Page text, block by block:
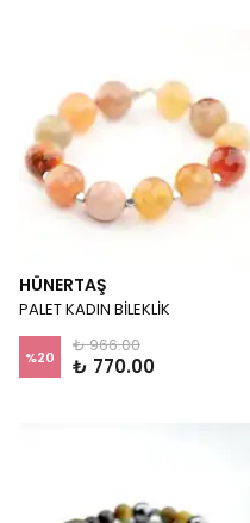
HÜNERTAŞ
PALET KADIN BİLEKLİK
%20
₺ 966.00
₺ 770.00